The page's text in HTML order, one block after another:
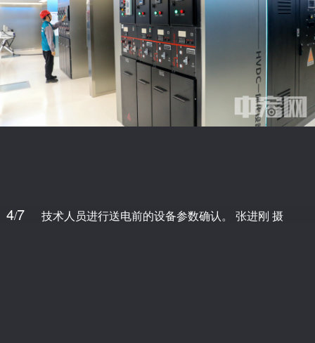
4/7 技术人员进行送电前的设备参数确认。 张进刚 摄